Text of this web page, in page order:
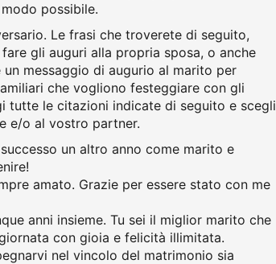
possibile.
Le frasi che troverete di seguito,
gli auguri alla propria sposa, o anche
messaggio di augurio al marito per
che vogliono festeggiare con gli
tutte le citazioni indicate di seguito e scegli
e/o al vostro partner.
un altro anno come marito e
amato. Grazie per essere stato con me
anni insieme. Tu sei il miglior marito che
con gioia e felicità illimitata.
nel vincolo del matrimonio sia